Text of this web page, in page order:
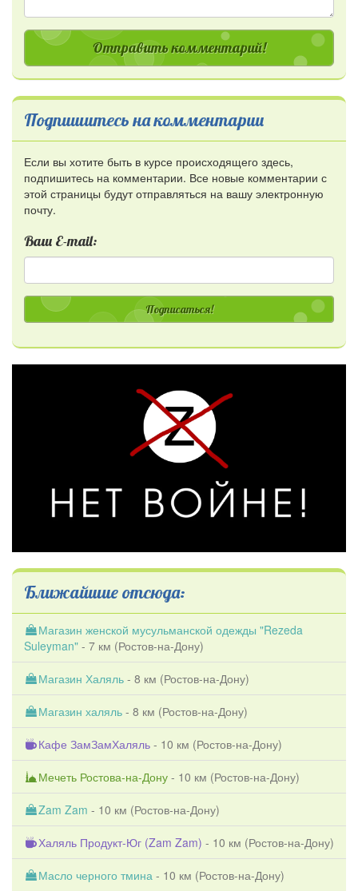
Отправить комментарий!
Подпишитесь на комментарии
Если вы хотите быть в курсе происходящего здесь,
подпишитесь на комментарии. Все новые комментарии с
этой страницы будут отправляться на вашу электронную
почту.
Ваш E-mail:
Подписаться!
Ближайшие отсюда:
Магазин женской мусульманской одежды "Rezeda
Suleyman" - 7 км (Ростов-на-Дону)
Магазин Халяль - 8 км (Ростов-на-Дону)
Магазин халяль - 8 км (Ростов-на-Дону)
Кафе ЗамЗамХаляль - 10 км (Ростов-на-Дону)
Мечеть Ростова-на-Дону - 10 км (Ростов-на-Дону)
Zam Zam - 10 км (Ростов-на-Дону)
Халяль Продукт-Юг (Zam Zam) - 10 км (Ростов-на-Дону)
Масло черного тмина - 10 км (Ростов-на-Дону)